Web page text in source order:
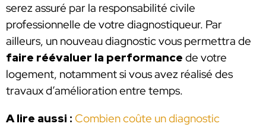
serez assuré par la responsabilité civile
professionnelle de votre diagnostiqueur. Par
ailleurs, un nouveau diagnostic vous permettra de
faire réévaluer la performance de votre
logement, notamment si vous avez réalisé des
travaux d’amélioration entre temps.
A lire aussi : Combien coûte un diagnostic